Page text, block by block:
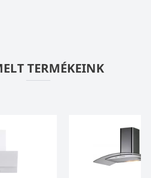
TERMÉKEINK